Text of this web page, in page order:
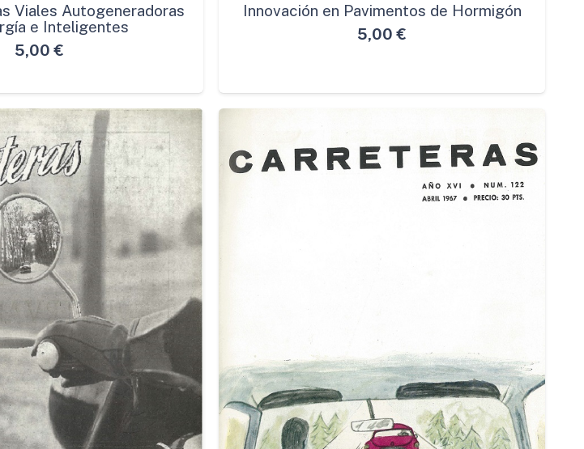
Viales Autogeneradoras
e Inteligentes
5,00€
Innovación en Pavimentos de Hormigón
5,00€